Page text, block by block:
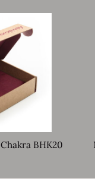
BHK20